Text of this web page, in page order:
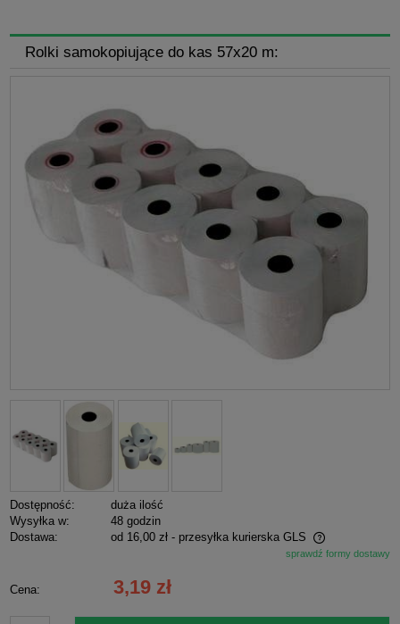
Rolki samokopiujące do kas 57x20 m:
Dostępność:
duża ilość
Wysyłka w:
48 godzin
Dostawa:
od 16,00 zł - przesyłka kurierska GLS
Cena nie zawiera ewentualnych kosztów płatnościsprawdź formy dostawy
Cena: 3,19 zł